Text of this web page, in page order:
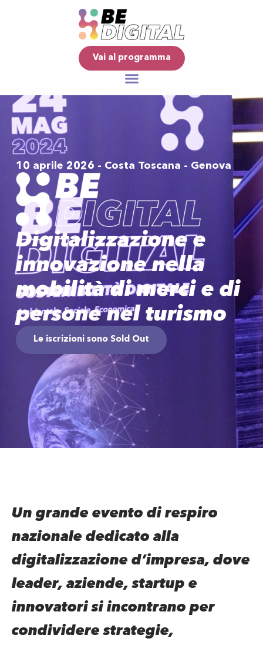
Vai al programma
10 aprile 2026 - Costa Toscana - Genova
Digitalizzazione e
innovazione nella
mobilità di merci e di
persone nel turismo
Le iscrizioni sono Sold Out
Un grande evento di respiro
nazionale dedicato alla
digitalizzazione d’impresa, dove
leader, aziende, startup e
innovatori si incontrano per
condividere strategie,